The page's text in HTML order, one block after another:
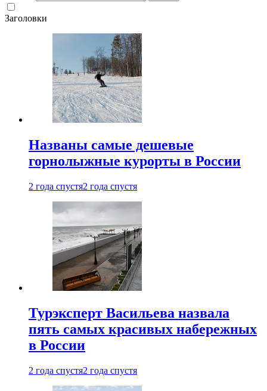
Заголовки
Названы самые дешевые
горнолыжные курорты в России
2 года спустя2 года спустя
Турэксперт Васильева назвала
пять самых красивых набережных
в России
2 года спустя2 года спустя